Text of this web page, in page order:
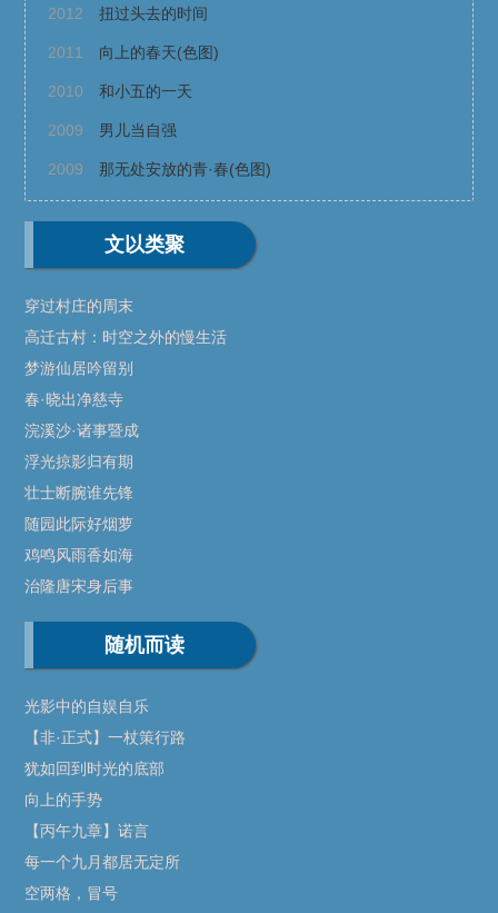
2012 扭过头去的时间
2011 向上的春天(色图)
2010 和小五的一天
2009 男儿当自强
2009 那无处安放的青·春(色图)
文以类聚
穿过村庄的周末
高迁古村：时空之外的慢生活
梦游仙居吟留别
春·晓出净慈寺
浣溪沙·诸事暨成
浮光掠影归有期
壮士断腕谁先锋
随园此际好烟萝
鸡鸣风雨香如海
治隆唐宋身后事
随机而读
光影中的自娱自乐
【非·正式】一杖策行路
犹如回到时光的底部
向上的手势
【丙午九章】诺言
每一个九月都居无定所
空两格，冒号